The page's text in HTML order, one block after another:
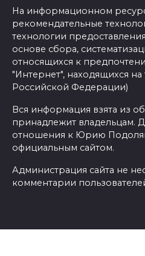
На информационном
рекомендательные
технологии
основе сбора,
относящихся к
"Интернет", находящихся
Российской Федерации)
Вся информация взята из
принадлежит владельцам.
отношения к Юрию
официальным сайтом.
Администрация сайта не
комментарии